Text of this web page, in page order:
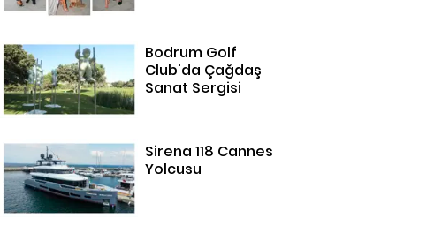
Bodrum Golf
Club'da Çağdaş
Sanat Sergisi
Sirena 118 Cannes
Yolcusu